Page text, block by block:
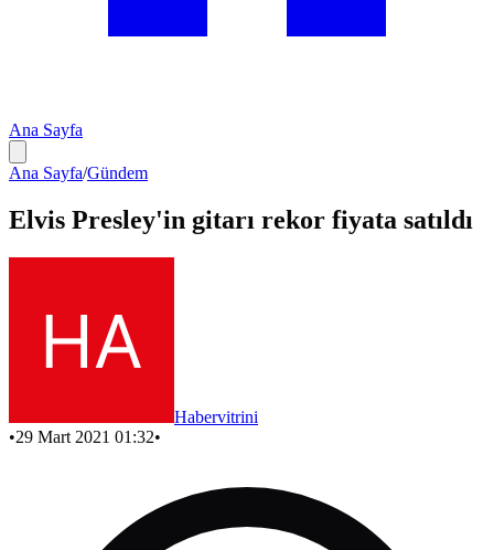
Ana Sayfa
Ana Sayfa/Gündem
Elvis Presley'in gitarı rekor fiyata satıldı
Habervitrini
•29 Mart 2021 01:32•